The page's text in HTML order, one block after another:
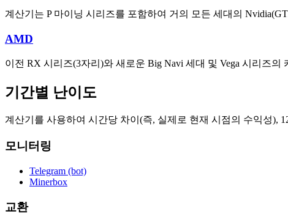
계산기는 P 마이닝 시리즈를 포함하여 거의 모든 세대의
AMD
이전 RX 시리즈(3자리)와 새로운 Big Navi 세대 및 Vega 시리즈의
기간별 난이도
계산기를 사용하여 시간당 차이(즉, 실제로 현재 시점의 수익성),
모니터링
Telegram (bot)
Minerbox
교환